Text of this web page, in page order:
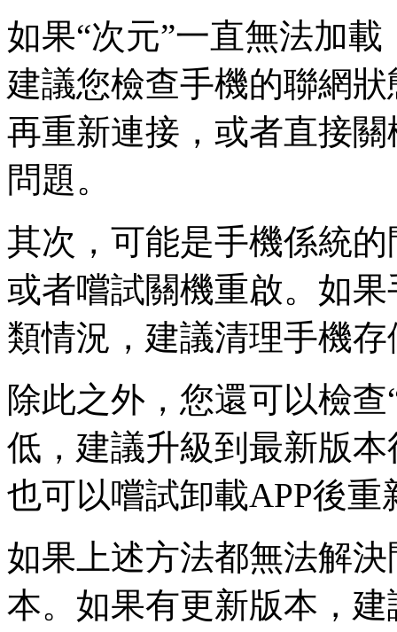
如果“次元”一直無法加
建議您檢查手機的聯網
再重新連接，或者直接
問題。
其次，可能是手機係統
或者嚐試關機重啟。如
類情況，建議清理手機
除此之外，您還可以檢
低，建議升級到最新版
也可以嚐試卸載APP後重
如果上述方法都無法解
本。如果有更新版本，